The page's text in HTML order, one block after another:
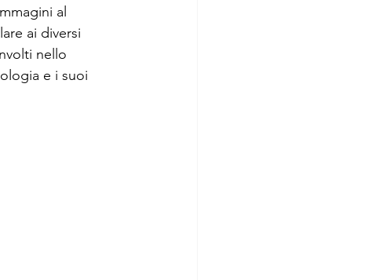
ImpresaWeek
al
ai diversi
nello
e i suoi